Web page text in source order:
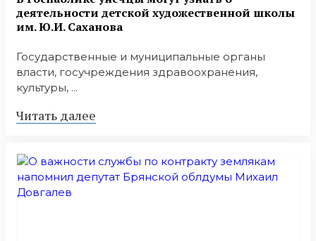
деятельности детской художественной школы
им. Ю.И. Саханова
Государственные и муниципальные органы
власти, госучреждения здравоохранения,
культуры, ...
Читать далее